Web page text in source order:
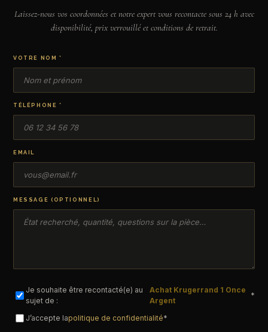
Laissez-nous vos coordonnées et notre expert vous recontacte sous 24 h avec
disponibilité, prix verrouillé et conditions de retrait.
VOTRE NOM *
TÉLÉPHONE *
EMAIL
MESSAGE (OPTIONNEL)
Je souhaite être recontacté(e) au
sujet de :
Achat Krugerrand 1 Once
Argent
*
J’accepte lapolitique de confidentialité*